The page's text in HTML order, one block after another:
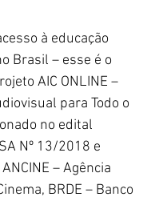
à educação
Brasil – esse é o
AIC ONLINE –
para Todo o
no edital
Nº 13/2018 e
– Agência
BRDE – Banco